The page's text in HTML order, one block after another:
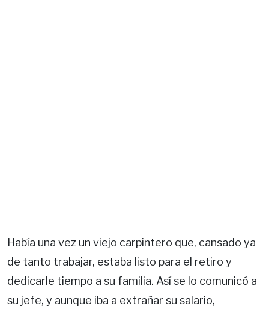
Había una vez un viejo carpintero que, cansado ya
de tanto trabajar, estaba listo para el retiro y
dedicarle tiempo a su familia. Así se lo comunicó a
su jefe, y aunque iba a extrañar su salario,